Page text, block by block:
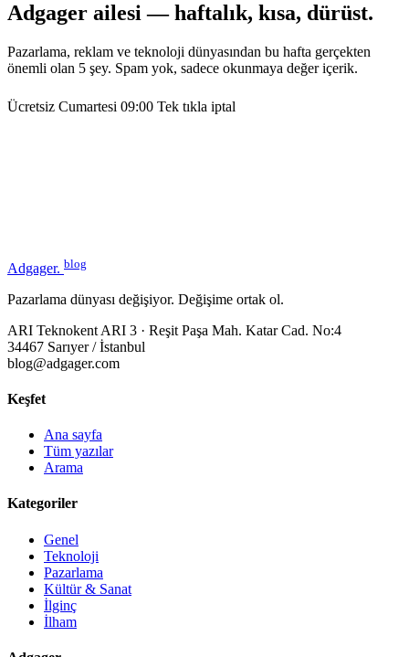
Adgager ailesi — haftalık, kısa, dürüst.
Pazarlama, reklam ve teknoloji dünyasından bu hafta gerçekten
önemli olan 5 şey. Spam yok, sadece okunmaya değer içerik.
Ücretsiz Cumartesi 09:00 Tek tıkla iptal
Adgager. blog
Pazarlama dünyası değişiyor. Değişime ortak ol.
ARI Teknokent ARI 3 · Reşit Paşa Mah. Katar Cad. No:4
34467 Sarıyer / İstanbul
blog@adgager.com
Keşfet
Ana sayfa
Tüm yazılar
Arama
Kategoriler
Genel
Teknoloji
Pazarlama
Kültür & Sanat
İlginç
İlham